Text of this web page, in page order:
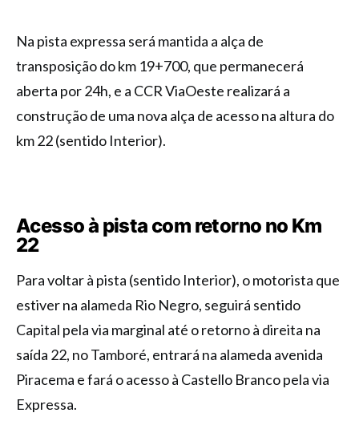
Na pista expressa será mantida a alça de
transposição do km 19+700, que permanecerá
aberta por 24h, e a CCR ViaOeste realizará a
construção de uma nova alça de acesso na altura do
km 22 (sentido Interior).
Acesso à pista com retorno no Km
22
Para voltar à pista (sentido Interior), o motorista que
estiver na alameda Rio Negro, seguirá sentido
Capital pela via marginal até o retorno à direita na
saída 22, no Tamboré, entrará na alameda avenida
Piracema e fará o acesso à Castello Branco pela via
Expressa.